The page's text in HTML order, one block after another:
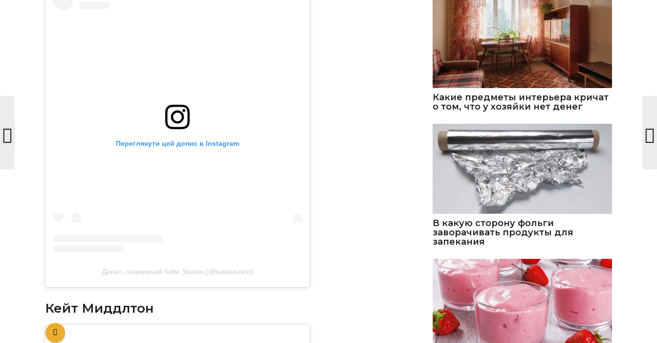
Переглянути цей допис в Instagram
Допис, поширений Katie Sturino (@katiesturino)
Кейт Миддлтон
Какие предметы интерьера кричат
о том, что у хозяйки нет денег
В какую сторону фольги
заворачивать продукты для
запекания